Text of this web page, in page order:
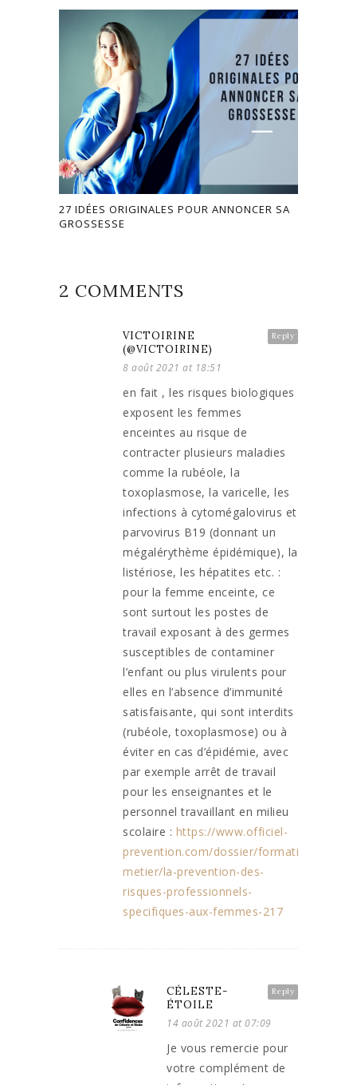
27 IDÉES ORIGINALES POUR ANNONCER SA
GROSSESSE
2 COMMENTS
Reply
VICTOIRINE
(@VICTOIRINE)
8 août 2021 at 18:51
en fait , les risques biologiques
exposent les femmes
enceintes au risque de
contracter plusieurs maladies
comme la rubéole, la
toxoplasmose, la varicelle, les
infections à cytomégalovirus et
parvovirus B19 (donnant un
mégalérythème épidémique), la
listériose, les hépatites etc. :
pour la femme enceinte, ce
sont surtout les postes de
travail exposant à des germes
susceptibles de contaminer
l’enfant ou plus virulents pour
elles en l’absence d’immunité
satisfaisante, qui sont interdits
(rubéole, toxoplasmose) ou à
éviter en cas d’épidémie, avec
par exemple arrêt de travail
pour les enseignantes et le
personnel travaillant en milieu
scolaire : https://www.officiel-
prevention.com/dossier/formation/fiches-
metier/la-prevention-des-
risques-professionnels-
specifiques-aux-femmes-217
Reply
CÉLESTE-
ÉTOILE
14 août 2021 at 07:09
Je vous remercie pour
votre complément de